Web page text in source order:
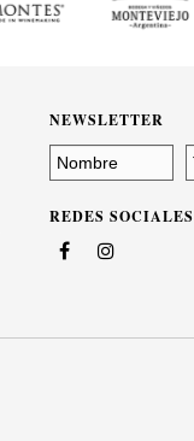
NEWSLETTER
REDES SOCIALES